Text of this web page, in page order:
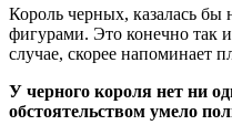
Король черных, казалась
фигурами. Это конечно так
случае, скорее напоминает
У черного короля нет ни
обстоятельством умело